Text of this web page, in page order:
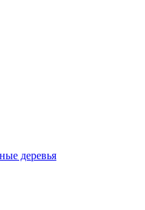
деревья